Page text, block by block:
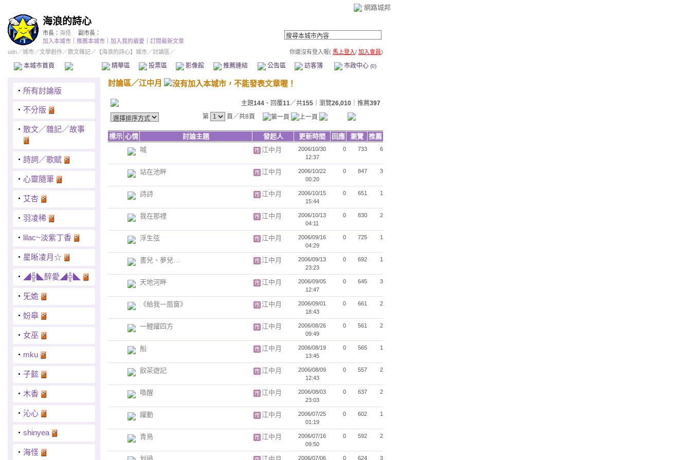
網路城邦
海浪的詩心
市長： 海怪
副市長：
加入本城市
推薦本城市 加入我的最愛
訂閱最新文章
udn／城市／文學創作／散文雜記／ 【海浪的詩心】城市／討論區／ 你還沒有登入喔( 馬上登入/ 加入會員)
本城市首頁 精華區 投票區 影像館 推薦連結 公告區 訪客簿 市政中心 (0)
‧ 所有討論版
‧ 不分版
‧ 散文／雜記／故事
‧ 詩詞／歌賦
‧ 心靈隨筆
‧ 艾杏
‧ 羽凌稀
‧ lilac~淡紫丁香
‧ 星晰凌月☆
‧ ◢╬◣醉愛◢╬◣
‧ 旡姽
‧ 妢皋
‧ 女巫
‧ mku
‧ 子懿
‧ 木香
‧ 沁心
‧ shinyea
‧ 海怪
討論區／江中月
主題144 、回覆11／共155 ｜瀏覽26,010 ｜推薦397
第
頁／共8頁
標示 心情 討論主題 發起人 更新時間 回應 瀏覽
推薦
喊
江中月
2006/10/30
12:37
0 733 6
站在池畔 江中月
2006/10/22
00:20
0 847 3
詩詩 江中月
2006/10/15
15:44
0 651 1
我在那裡 江中月
2006/10/13
04:11
0 830 2
浮生弦 江中月
2006/09/16
04:29
0 725 1
書兒、夢兒… 江中月
2006/09/13
23:23
0 692 1
天地河畔 江中月
2006/09/05
12:47
0 645 3
《給我一扇窗》 江中月
2006/09/01
18:43
0 661 2
一鯉躍四方 江中月
2006/08/26
09:49
0 561 2
船 江中月
2006/08/19
13:45
0 565 1
飲茶遊記 江中月
2006/08/09
12:43
0 557 2
喚醒 江中月
2006/08/03
23:03
0 637 2
躍動 江中月
2006/07/25
01:19
0 602 1
青鳥 江中月
2006/07/16
09:50
0 592 2
2006/07/06 0 624 3